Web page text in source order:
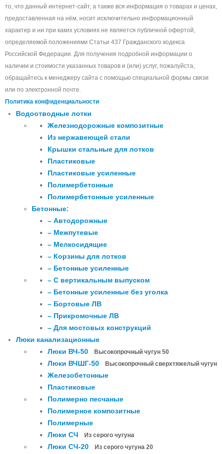
то, что данный интернет-сайт, а также вся информация о товарах и ценах,
предоставленная на нём, носит исключительно информационный
характер и ни при каких условиях не является публичной офертой,
определяемой положениями Статьи 437 Гражданского кодекса
Российской Федерации. Для получения подробной информации о
наличии и стоимости указанных товаров и (или) услуг, пожалуйста,
обращайтесь к менеджеру сайта с помощью специальной формы связи
или по электронной почте.
Политика конфиденциальности
Водоотводные лотки
Железнодорожные композитные
Из нержавеющей стали
Крышки стальные для лотков
Пластиковые
Пластиковые усиленные
Полимербетонные
Полимербетонные усиленные
Бетонные:
– Автодорожные
– Межпутевые
– Мелкосидящие
– Корзины для лотков
– Бетонные усиленные
– С вертикальным выпуском
– Бетонные усиленные без уголка
– Бортовые ЛВ
– Прикромочные ЛВ
– Для мостовых конструкций
Люки канализационные
Люки ВЧ-50
Высокопрочный чугун 50
Люки ВЧШГ-50 Высокопрочный сверхтяжелый чугун
Железобетонные
Пластиковые
Полимерно песчаные
Полимерное композитные
Полимерные
Люки СЧ
Из серого чугуна
Люки СЧ-20 Из серого чугуна 20